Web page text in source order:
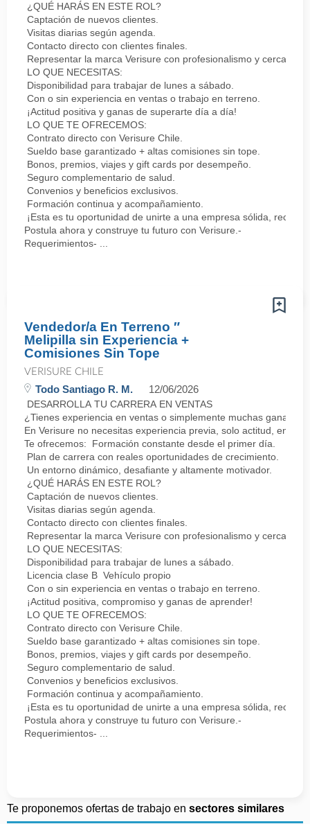
¿QUÉ HARÁS EN ESTE ROL?
Captación de nuevos clientes.
Visitas diarias según agenda.
Contacto directo con clientes finales.
Representar la marca Verisure con profesionalismo y cercanía.
LO QUE NECESITAS:
Disponibilidad para trabajar de lunes a sábado.
Con o sin experiencia en ventas o trabajo en terreno.
¡Actitud positiva y ganas de superarte día a día!
LO QUE TE OFRECEMOS:
Contrato directo con Verisure Chile.
Sueldo base garantizado + altas comisiones sin tope.
Bonos, premios, viajes y gift cards por desempeño.
Seguro complementario de salud.
Convenios y beneficios exclusivos.
Formación continua y acompañamiento.
¡Esta es tu oportunidad de unirte a una empresa sólida,
Postula ahora y construye tu futuro con Verisure.-
Requerimientos- ...
Vendedor/a En Terreno ″
Melipilla sin Experiencia +
Comisiones Sin Tope
VERISURE CHILE
Todo Santiago R. M. 12/06/2026
DESARROLLA TU CARRERA EN VENTAS
¿Tienes experiencia en ventas o simplemente muchas ganas
En Verisure no necesitas experiencia previa, solo actitud,
Te ofrecemos: Formación constante desde el primer día.
Plan de carrera con reales oportunidades de crecimiento.
Un entorno dinámico, desafiante y altamente motivador.
¿QUÉ HARÁS EN ESTE ROL?
Captación de nuevos clientes.
Visitas diarias según agenda.
Contacto directo con clientes finales.
Representar la marca Verisure con profesionalismo y cercanía.
LO QUE NECESITAS:
Disponibilidad para trabajar de lunes a sábado.
Licencia clase B Vehículo propio
Con o sin experiencia en ventas o trabajo en terreno.
¡Actitud positiva, compromiso y ganas de aprender!
LO QUE TE OFRECEMOS:
Contrato directo con Verisure Chile.
Sueldo base garantizado + altas comisiones sin tope.
Bonos, premios, viajes y gift cards por desempeño.
Seguro complementario de salud.
Convenios y beneficios exclusivos.
Formación continua y acompañamiento.
¡Esta es tu oportunidad de unirte a una empresa sólida,
Postula ahora y construye tu futuro con Verisure.-
Requerimientos- ...
Te proponemos ofertas de trabajo en sectores similares